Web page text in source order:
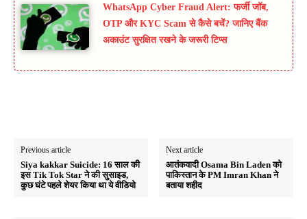
WhatsApp Cyber Fraud Alert: फर्जी जॉब,
OTP और KYC Scam से कैसे बचें? जानिए बैंक
अकाउंट सुरक्षित रखने के जरूरी टिप्स
Previous article
Siya kakkar Suicide: 16 साल की
इस Tik Tok Star ने की सुसाइड,
कुछ घंटे पहले शेयर किया था ये वीडियो
Next article
आतंकवादी Osama Bin Laden को
पाकिस्तान के PM Imran Khan ने
बताया शहीद